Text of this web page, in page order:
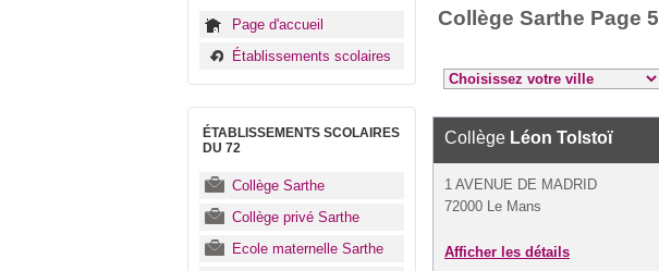
Page d'accueil
Établissements scolaires
ÉTABLISSEMENTS SCOLAIRES
DU 72
Collège Sarthe
Collège privé Sarthe
Ecole maternelle Sarthe
Collège Sarthe Page 5
Collège Léon Tolstoï
1 AVENUE DE MADRID
72000 Le Mans
Afficher les détails